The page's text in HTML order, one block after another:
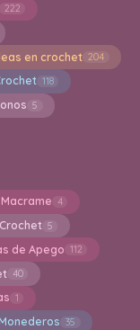
222
en crochet 204
118
5
Macrame 4
5
de Apego 112
40
1
35